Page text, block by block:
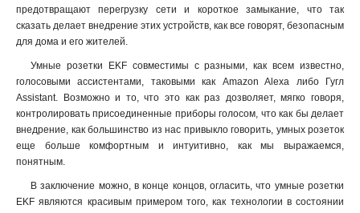
предотвращают перегрузку сети и короткое замыкание, что так
сказать делает внедрение этих устройств, как все говорят, безопасным
для дома и его жителей
Умные розетки EKF совместимы с разными, как всем известно,
голосовыми ассистентами, таковыми как Amazon Alexa либо Гугл
Assistant. Возможно и то, что это как раз дозволяет, мягко говоря,
контролировать присоединенные приборы голосом, что как бы делает
внедрение, как большинство из нас привыкло говорить, умных розеток
еще больше комфортным и интуитивно, как мы выражаемся,
понятным.
В заключение можно, в конце концов, огласить, что умные розетки
EKF являются красивым примером того, как технологии в состоянии